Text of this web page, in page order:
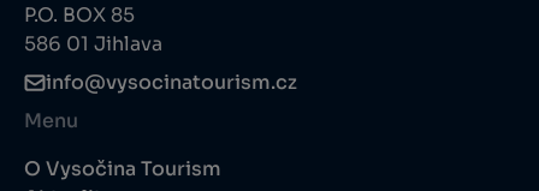
P.O. BOX 85
586 01 Jihlava
info@vysocinatourism.cz
Menu
O Vysočina Tourism